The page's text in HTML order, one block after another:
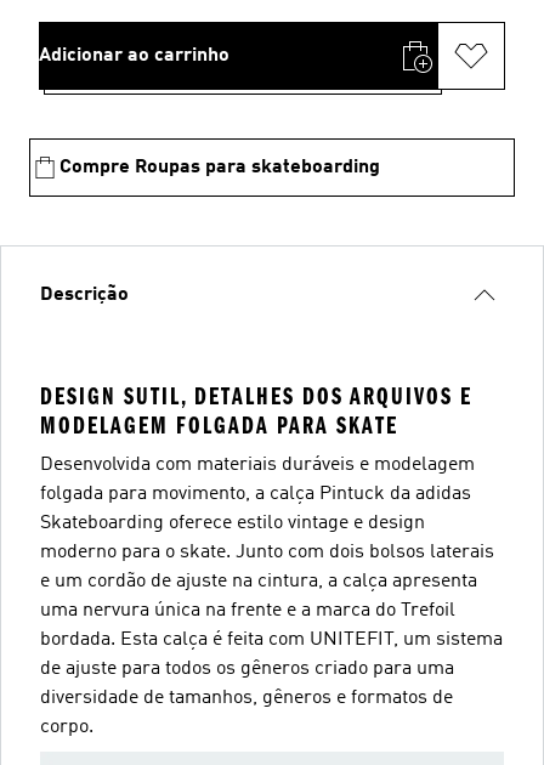
Adicionar ao carrinho
Compre Roupas para skateboarding
Descrição
DESIGN SUTIL, DETALHES DOS ARQUIVOS E
MODELAGEM FOLGADA PARA SKATE
Desenvolvida com materiais duráveis e modelagem
folgada para movimento, a calça Pintuck da adidas
Skateboarding oferece estilo vintage e design
moderno para o skate. Junto com dois bolsos laterais
e um cordão de ajuste na cintura, a calça apresenta
uma nervura única na frente e a marca do Trefoil
bordada. Esta calça é feita com UNITEFIT, um sistema
de ajuste para todos os gêneros criado para uma
diversidade de tamanhos, gêneros e formatos de
corpo.